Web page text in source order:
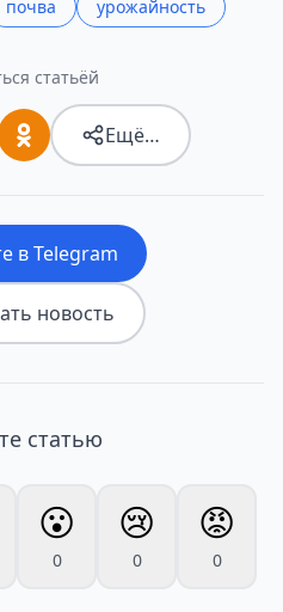
почва урожайность
статьёй
Ещё…
в Telegram
новость
статью
😮
0
😢
0
😡
0